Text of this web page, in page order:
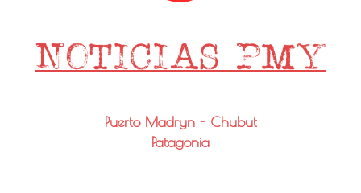
Puerto Madryn - Chubut
Patagonia